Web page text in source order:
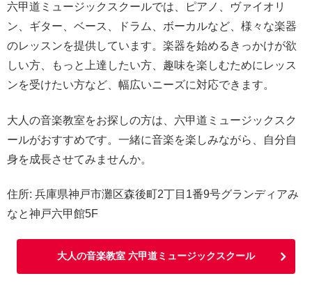
六甲道ミュージックスクールでは、ピアノ、ヴァイオリ
ン、ギター、ベース、ドラム、ボーカルなど、様々な楽器
のレッスンを提供しています。楽器を始めるきっかけが欲
しい方、もっと上達したい方、趣味を楽しむためにレッス
ンを受けたい方など、幅広いニーズに対応できます。
大人の音楽教室をお探しの方は、六甲道ミュージックスク
ールがおすすめです。一緒に音楽を楽しみながら、自分自
身を成長させてみませんか。
住所: 兵庫県神戸市灘区森後町2丁目1番9号グランディアみ
なと神戸六甲館5F
大人の音楽教室 六甲道ミュージックスクール